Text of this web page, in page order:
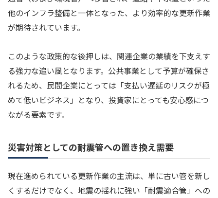
他のインフラ整備と一体となった、より効率的な更新作業
が期待されています。
このような政策的な後押しは、関連企業の業績を下支えす
る強力な追い風となります。公共事業として予算が確保さ
れるため、民間企業にとっては「支払い遅延のリスクが極
めて低いビジネス」となり、投資家にとっても安心感につ
ながる要素です。
災害対策としての耐震管への置き換え需要
現在進められている更新作業の主流は、単に古い管を新し
くするだけでなく、地震の揺れに強い「耐震適合管」への